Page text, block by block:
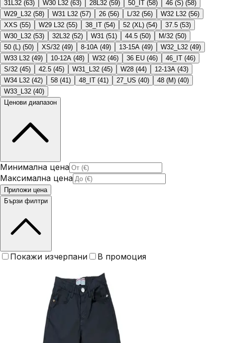
31L32 (63) W30 L32 (63) 28L32 (59) 50_IT (58) 46 (S) (58)
W29_L32 (58) W31 L32 (57) 26 (56) L/32 (56) W32 L32 (56)
XXS (55) W29 L32 (55) 38_IT (54) 52 (XL) (54) 37.5 (53)
W30_L32 (53) 32L32 (52) W31 (51) 44.5 (50) M/32 (50)
50 (L) (50) XS/32 (49) 8-10A (49) 13-15A (49) W32_L32 (49)
W33 L32 (49) 10-12A (48) W32 (46) 36 EU (46) 46_IT (46)
S/32 (45) 42.5 (45) W31_L32 (45) W28 (44) 12-13A (43)
W34 L32 (42) 58 (41) 48_IT (41) 27_US (40) 48 (M) (40)
W33_L32 (40)
Ценови диапазон
Минимална цена
Максимална цена
Приложи цена
Бързи филтри
Покажи изчерпани В промоция